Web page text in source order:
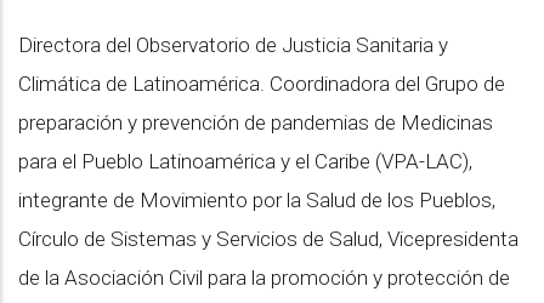
Directora del Observatorio de Justicia Sanitaria y
Climática de Latinoamérica. Coordinadora del Grupo de
preparación y prevención de pandemias de Medicinas
para el Pueblo Latinoamérica y el Caribe (VPA-LAC),
integrante de Movimiento por la Salud de los Pueblos,
Círculo de Sistemas y Servicios de Salud, Vicepresidenta
de la Asociación Civil para la promoción y protección de